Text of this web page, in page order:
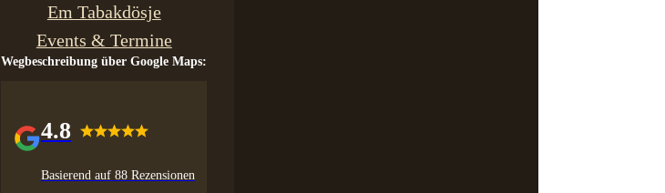
Em Tabakdösje
Events & Termine
Wegbeschreibung über Google Maps:
4.8
Basierend auf 88 Rezensionen